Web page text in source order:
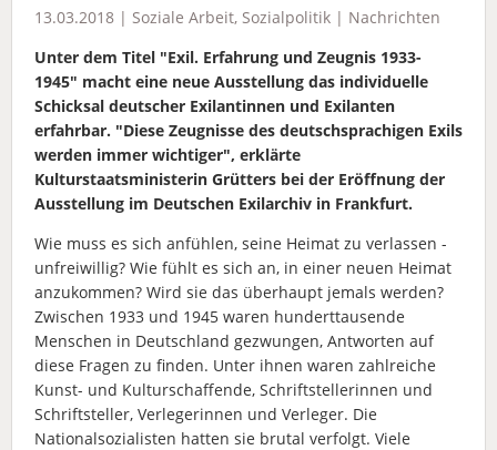
13.03.2018 | Soziale Arbeit, Sozialpolitik | Nachrichten
Unter dem Titel "Exil. Erfahrung und Zeugnis 1933-
1945" macht eine neue Ausstellung das individuelle
Schicksal deutscher Exilantinnen und Exilanten
erfahrbar. "Diese Zeugnisse des deutschsprachigen Exils
werden immer wichtiger", erklärte
Kulturstaatsministerin Grütters bei der Eröffnung der
Ausstellung im Deutschen Exilarchiv in Frankfurt.
Wie muss es sich anfühlen, seine Heimat zu verlassen -
unfreiwillig? Wie fühlt es sich an, in einer neuen Heimat
anzukommen? Wird sie das überhaupt jemals werden?
Zwischen 1933 und 1945 waren hunderttausende
Menschen in Deutschland gezwungen, Antworten auf
diese Fragen zu finden. Unter ihnen waren zahlreiche
Kunst- und Kulturschaffende, Schriftstellerinnen und
Schriftsteller, Verlegerinnen und Verleger. Die
Nationalsozialisten hatten sie brutal verfolgt. Viele